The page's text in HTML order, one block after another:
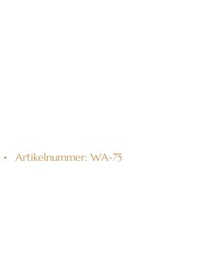
Artikelnummer: WA-75